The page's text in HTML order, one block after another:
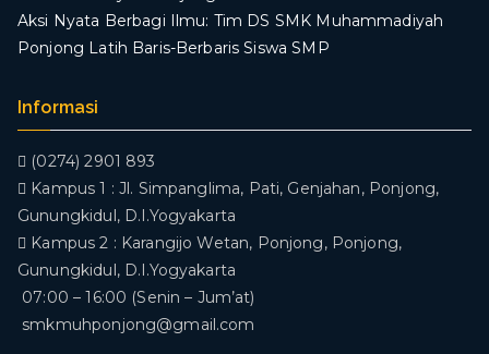
​Aksi Nyata Berbagi Ilmu: Tim DS SMK Muhammadiyah
Ponjong Latih Baris-Berbaris Siswa SMP
Informasi
(0274) 2901 893
Kampus 1 : Jl. Simpanglima, Pati, Genjahan, Ponjong,
Gunungkidul, D.I.Yogyakarta
Kampus 2 : Karangijo Wetan, Ponjong, Ponjong,
Gunungkidul, D.I.Yogyakarta
07:00 – 16:00 (Senin – Jum’at)
smkmuhponjong@gmail.com